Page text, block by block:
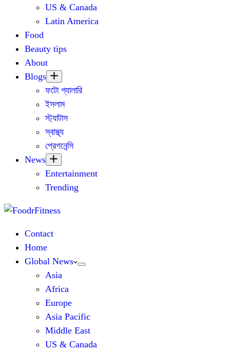
US & Canada
Latin America
Food
Beauty tips
About
Blogs
ফটো গ্যালারি
ইসলাম
স্ট্যাটাস
স্বাস্থ্য
প্রেগনেন্সি
News
Entertainment
Trending
Contact
Home
Global News
Asia
Africa
Europe
Asia Pacific
Middle East
US & Canada